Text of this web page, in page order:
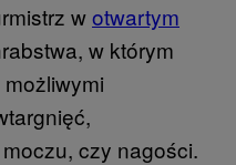
wotwartym
w którym
czy nagości.